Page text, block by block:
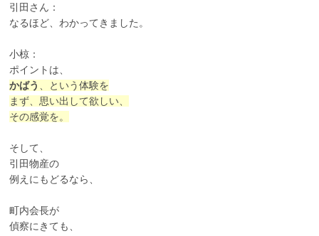
引田さん：
なるほど、わかってきました。
小椋：
ポイントは、
かばう
、という体験を
まず、思い出して欲しい、
その感覚を。
そして、
引田物産の
例えにもどるなら、
町内会長が
偵察にきても、